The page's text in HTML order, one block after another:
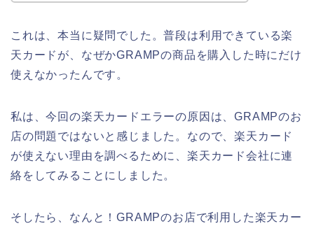
これは、本当に疑問でした。普段は利用できている楽
天カードが、なぜかGRAMPの商品を購入した時にだけ
使えなかったんです。
私は、今回の楽天カードエラーの原因は、GRAMPのお
店の問題ではないと感じました。なので、楽天カード
が使えない理由を調べるために、楽天カード会社に連
絡をしてみることにしました。
そしたら、なんと！GRAMPのお店で利用した楽天カー